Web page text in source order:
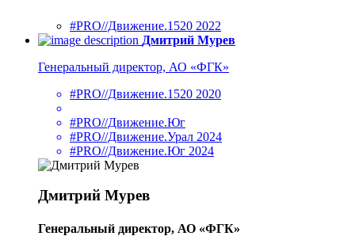
#PRO//Движение.1520 2022
Дмитрий Мурев
Генеральный директор, АО «ФГК»
#PRO//Движение.1520 2020
#PRO//Движение.Юг
#PRO//Движение.Урал 2024
#PRO//Движение.Юг 2024
Дмитрий Мурев
Генеральный директор, АО «ФГК»